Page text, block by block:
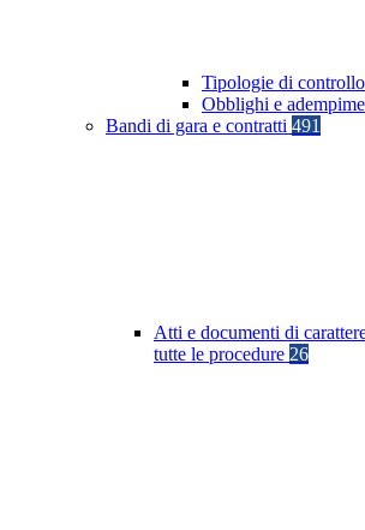
Tipologie di controllo
Obblighi e
Bandi di gara e contratti 491
Atti e documenti di
tutte le procedure 26